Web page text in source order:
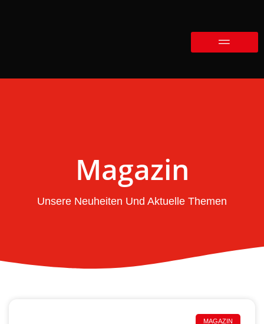
Magazin
Unsere Neuheiten Und Aktuelle Themen
MAGAZIN